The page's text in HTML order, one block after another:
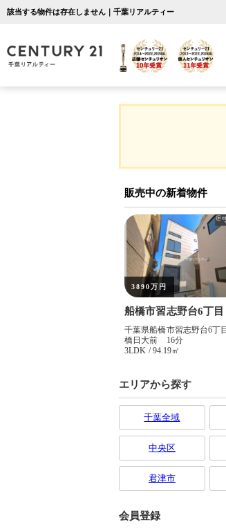
該当する物件は存在しません｜千葉リアルティー
エリアから探す
千葉全域
中央区
君津市
会員登録